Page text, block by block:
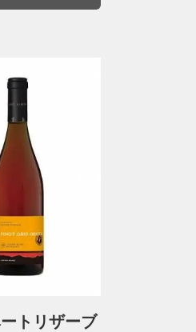
トリザーブ